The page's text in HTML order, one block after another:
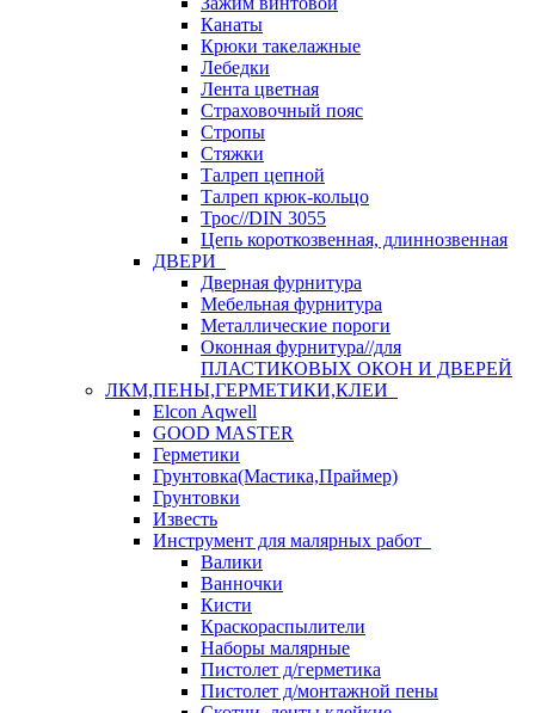
Канаты
Крюки такелажные
Лебедки
Лента цветная
Страховочный пояс
Стропы
Стяжки
Талреп цепной
Талреп крюк-кольцо
Трос//DIN 3055
Цепь короткозвенная, длиннозвенная
ДВЕРИ
Дверная фурнитура
Мебельная фурнитура
Металлические пороги
Оконная фурнитура//для
ПЛАСТИКОВЫХ ОКОН И ДВЕРЕЙ
ЛКМ,ПЕНЫ,ГЕРМЕТИКИ,КЛЕИ
Elcon Aqwell
GOOD MASTER
Герметики
Грунтовка(Мастика,Праймер)
Грунтовки
Известь
Инструмент для малярных работ
Валики
Ванночки
Кисти
Краскораспылители
Наборы малярные
Пистолет д/герметика
Пистолет д/монтажной пены